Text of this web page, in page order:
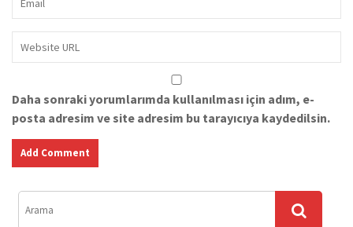
Daha sonraki yorumlarımda kullanılması için adım, e-
posta adresim ve site adresim bu tarayıcıya kaydedilsin.